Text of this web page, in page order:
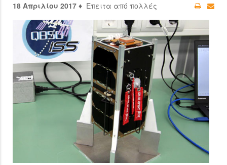
18 Απριλίου 2017 ♦ Έπειτα από πολλές